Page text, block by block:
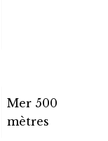
Mer 500
mètres